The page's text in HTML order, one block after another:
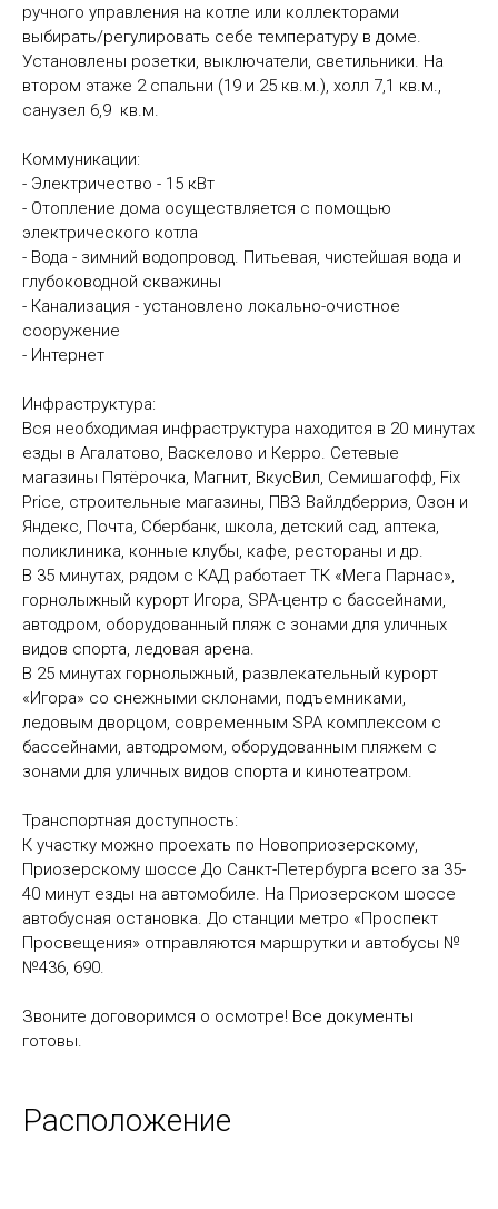
ручного управления на котле или коллекторами
выбирать/регулировать себе температуру в доме.
Установлены розетки, выключатели, светильники. На
втором этаже 2 спальни (19 и 25 кв.м.), холл 7,1 кв.м.,
санузел 6,9 кв.м.
Коммуникации:
- Электричество - 15 кВт
- Отопление дома осуществляется с помощью
электрического котла
- Вода - зимний водопровод. Питьевая, чистейшая вода и
глубоководной скважины
- Канализация - установлено локально-очистное
сооружение
- Интернет
Инфраструктура:
Вся необходимая инфраструктура находится в 20 минутах
езды в Агалатово, Васкелово и Керро. Сетевые
магазины Пятёрочка, Магнит, ВкусВил, Семишагофф, Fix
Price, строительные магазины, ПВЗ Вайлдберриз, Озон и
Яндекс, Почта, Сбербанк, школа, детский сад, аптека,
поликлиника, конные клубы, кафе, рестораны и др.
В 35 минутах, рядом с КАД работает ТК «Мега Парнас»,
горнолыжный курорт Игора, SPA-центр с бассейнами,
автодром, оборудованный пляж с зонами для уличных
видов спорта, ледовая арена.
В 25 минутах горнолыжный, развлекательный курорт
«Игора» со снежными склонами, подъемниками,
ледовым дворцом, современным SPA комплексом с
бассейнами, автодромом, оборудованным пляжем с
зонами для уличных видов спорта и кинотеатром.
Транспортная доступность:
К участку можно проехать по Новоприозерскому,
Приозерскому шоссе До Санкт-Петербурга всего за 35-
40 минут езды на автомобиле. На Приозерском шоссе
автобусная остановка. До станции метро «Проспект
Просвещения» отправляются маршрутки и автобусы №
№436, 690.
Звоните договоримся о осмотре! Все документы
готовы.
Расположение